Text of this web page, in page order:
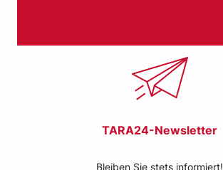
TARA24-Newsletter
Bleiben Sie stets informiert!